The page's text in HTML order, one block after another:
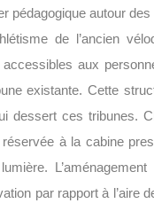
pédagogique autour
de l’ancien
aux
existante. Cette
dessert ces tribunes.
à la cabine
par rapport à l’aire